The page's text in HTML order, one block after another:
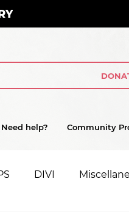
Need help? Community
DIVI